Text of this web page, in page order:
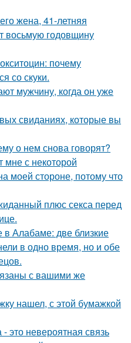
жена, 41-летняя
восьмую годовщину
почему
со скуки.
мужчину, когда он уже
свиданиях, которые вы
о нем снова говорят?
мне с некоторой
моей стороне, потому что
плюс секса перед
Алабаме: две близкие
в одно время, но и обе
с вашими же
нашел, с этой бумажкой
это невероятная связь